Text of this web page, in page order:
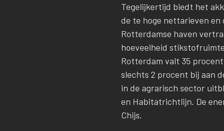
Tegelijkertijd biedt het
de te hoge nettarieven
Rotterdamse haven
hoeveelheid
Rotterdam valt 35
slechts 2 procent bij aan
in de agrarisch sector
en Habitatrichtlijn. De
Chijs.